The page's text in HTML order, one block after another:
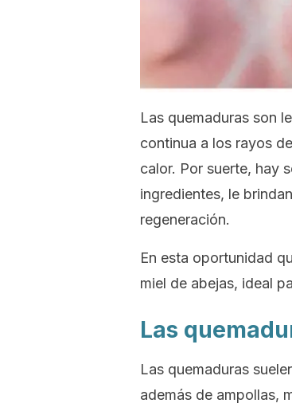
Las quemaduras son
continua a los rayos
calor. Por suerte, hay
ingredientes, le
regeneración.
En esta oportunidad
miel de abejas, ideal
Las
Las quemaduras
además de ampollas,